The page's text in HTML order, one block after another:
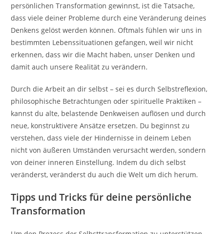
persönlichen Transformation gewinnst, ist die Tatsache,
dass viele deiner Probleme durch eine Veränderung deines
Denkens gelöst werden können. Oftmals fühlen wir uns in
bestimmten Lebenssituationen gefangen, weil wir nicht
erkennen, dass wir die Macht haben, unser Denken und
damit auch unsere Realität zu verändern.
Durch die Arbeit an dir selbst – sei es durch Selbstreflexion,
philosophische Betrachtungen oder spirituelle Praktiken –
kannst du alte, belastende Denkweisen auflösen und durch
neue, konstruktivere Ansätze ersetzen. Du beginnst zu
verstehen, dass viele der Hindernisse in deinem Leben
nicht von äußeren Umständen verursacht werden, sondern
von deiner inneren Einstellung. Indem du dich selbst
veränderst, veränderst du auch die Welt um dich herum.
Tipps und Tricks für deine persönliche
Transformation